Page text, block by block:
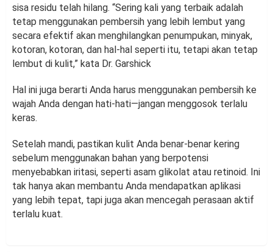
sisa residu telah hilang. “Sering kali yang terbaik adalah
tetap menggunakan pembersih yang lebih lembut yang
secara efektif akan menghilangkan penumpukan, minyak,
kotoran, kotoran, dan hal-hal seperti itu, tetapi akan tetap
lembut di kulit,” kata Dr. Garshick
Hal ini juga berarti Anda harus menggunakan pembersih ke
wajah Anda dengan hati-hati—jangan menggosok terlalu
keras.
Setelah mandi, pastikan kulit Anda benar-benar kering
sebelum menggunakan bahan yang berpotensi
menyebabkan iritasi, seperti asam glikolat atau retinoid. Ini
tak hanya akan membantu Anda mendapatkan aplikasi
yang lebih tepat, tapi juga akan mencegah perasaan aktif
terlalu kuat.